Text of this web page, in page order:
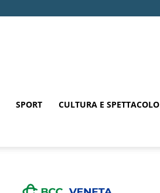
SPORT CULTURA E SPETTACOLO